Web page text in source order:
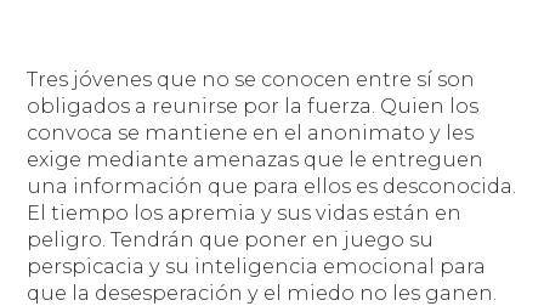
Tres jóvenes que no se conocen entre sí son
obligados a reunirse por la fuerza. Quien los
convoca se mantiene en el anonimato y les
exige mediante amenazas que le entreguen
una información que para ellos es desconocida.
El tiempo los apremia y sus vidas están en
peligro. Tendrán que poner en juego su
perspicacia y su inteligencia emocional para
que la desesperación y el miedo no les ganen.